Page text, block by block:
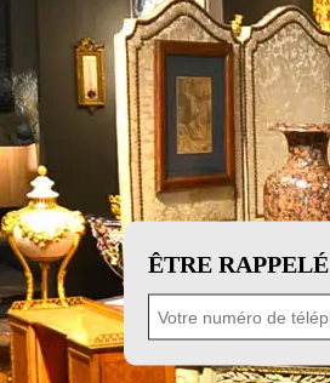
ÊTRE RAPPELÉ